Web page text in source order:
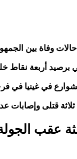
وفاة بين
برصيد أربعة نقاط
في غينيا في
عقب الجولة